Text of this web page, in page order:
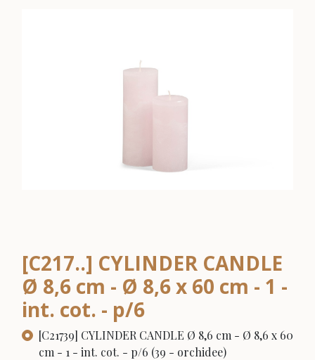
[C217..] CYLINDER CANDLE
Ø 8,6 cm - Ø 8,6 x 60 cm - 1 -
int. cot. - p/6
[C21739] CYLINDER CANDLE Ø 8,6 cm - Ø 8,6 x 60
cm - 1 - int. cot. - p/6 (39 - orchidee)